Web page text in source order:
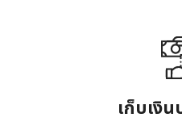
เก็บเงิ